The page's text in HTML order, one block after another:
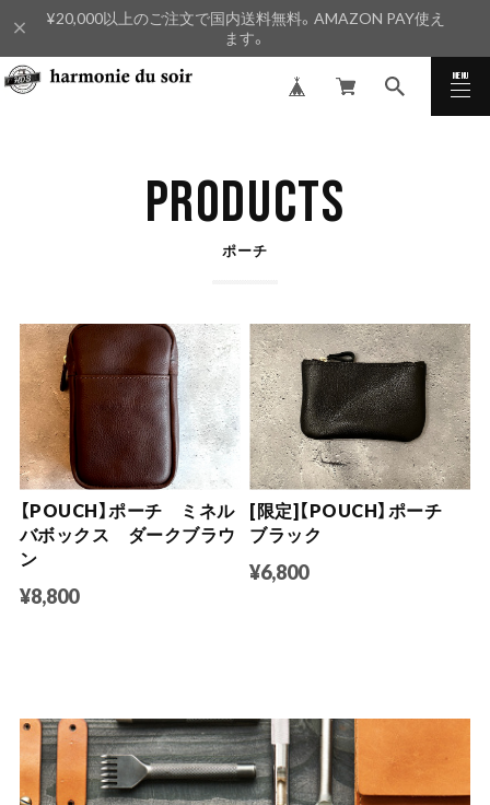
¥20,000以上のご注文で国内送料無料。AMAZON PAY使え
ます。
MENU
CLOSE
PRODUCTS
ポーチ
【POUCH】ポーチ ミネル
バボックス ダークブラウ
ン
¥8,800
[限定]【POUCH】ポーチ
ブラック
¥6,800